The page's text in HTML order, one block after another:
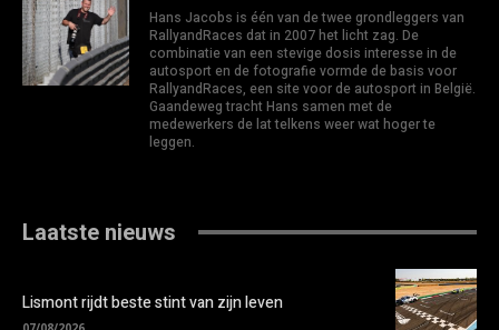
Hans Jacobs is één van de twee grondleggers van
RallyandRaces dat in 2007 het licht zag. De
combinatie van een stevige dosis interesse in de
autosport en de fotografie vormde de basis voor
RallyandRaces, een site voor de autosport in België.
Gaandeweg tracht Hans samen met de
medewerkers de lat telkens weer wat hoger te
leggen.
Laatste nieuws
Lismont rijdt beste stint van zijn leven